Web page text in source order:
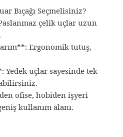
Bıçağı Seçmelisiniz?
çelik uçlar uzun
Ergonomik tutuş,
uçlar sayesinde tek
ofise, hobiden işyeri
kullanım alanı.